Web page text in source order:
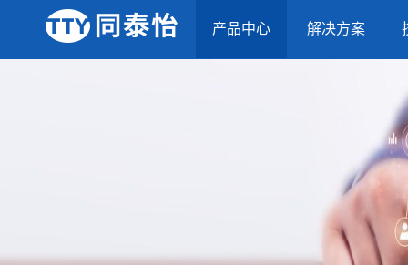
产品中心 解决方案